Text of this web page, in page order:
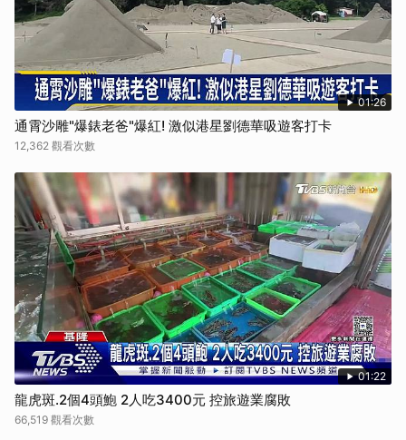
01:26
通霄沙雕"爆錶老爸"爆紅! 激似港星劉德華吸遊客打卡
12,362 觀看次數
01:22
龍虎斑.2個4頭鮑 2人吃3400元 控旅遊業腐敗
66,519 觀看次數